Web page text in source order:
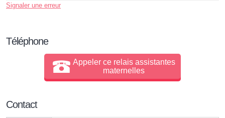
Signaler une erreur
Téléphone
Appeler ce relais assistantes
maternelles
Contact